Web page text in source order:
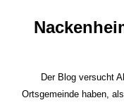
Der Blog versucht
Ortsgemeinde haben,